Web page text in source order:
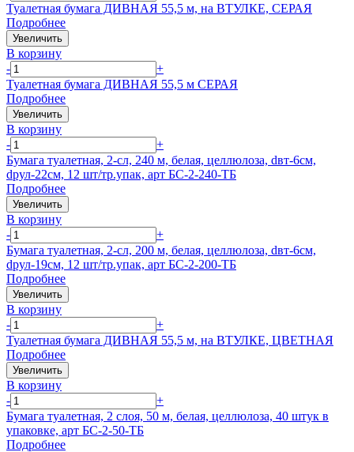
Туалетная бумага ДИВНАЯ 55,5 м, на ВТУЛКЕ, СЕРАЯ
Подробнее
Увеличить
В корзину
-
+
Туалетная бумага ДИВНАЯ 55,5 м СЕРАЯ
Подробнее
Увеличить
В корзину
-
+
Бумага туалетная, 2-сл, 240 м, белая, целлюлоза, dвт-6см,
dрул-22см, 12 шт/тр.упак, арт БС-2-240-ТБ
Подробнее
Увеличить
В корзину
-
+
Бумага туалетная, 2-сл, 200 м, белая, целлюлоза, dвт-6см,
dрул-19см, 12 шт/тр.упак, арт БС-2-200-ТБ
Подробнее
Увеличить
В корзину
-
+
Туалетная бумага ДИВНАЯ 55,5 м, на ВТУЛКЕ, ЦВЕТНАЯ
Подробнее
Увеличить
В корзину
-
+
Бумага туалетная, 2 слоя, 50 м, белая, целлюлоза, 40 штук в
упаковке, арт БС-2-50-ТБ
Подробнее